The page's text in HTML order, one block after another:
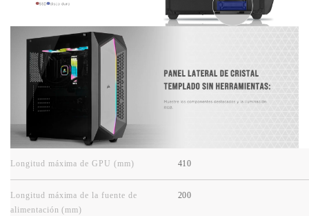
Longitud máxima de GPU (mm) 410
Longitud máxima de la fuente de
alimentación (mm)
200